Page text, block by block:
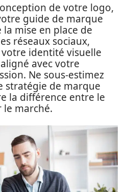
de votre logo,
guide de marque
mise en place de
réseaux sociaux,
identité visuelle
avec votre
Ne sous-estimez
stratégie de marque
la différence entre le
le marché.